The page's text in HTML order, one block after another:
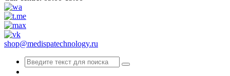
shop@medispatechnology.ru